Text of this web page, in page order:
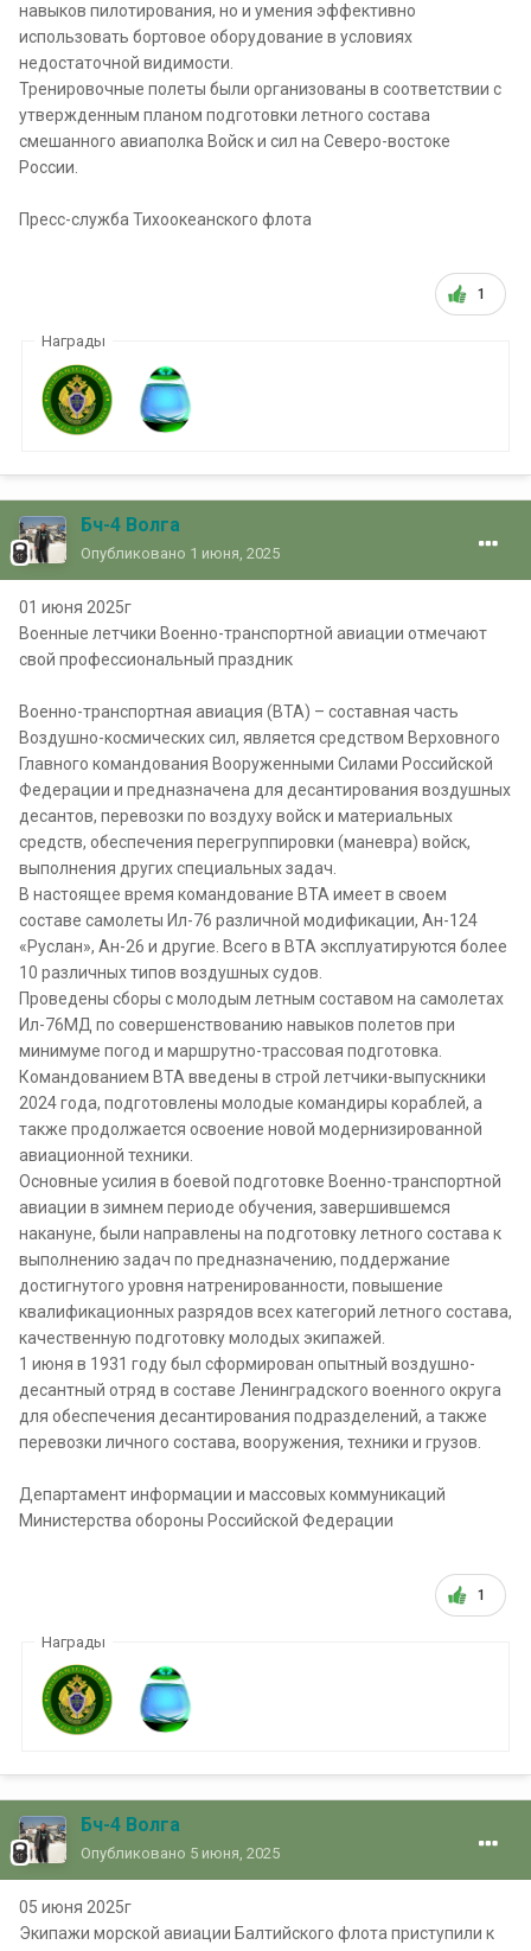
навыков пилотирования, но и умения эффективно
использовать бортовое оборудование в условиях
недостаточной видимости.
Тренировочные полеты были организованы в соответствии с
утвержденным планом подготовки летного состава
смешанного авиаполка Войск и сил на Северо-востоке
России.
Пресс-служба Тихоокеанского флота
1
Награды
Бч-4 Волга
Опубликовано 1 июня, 2025
01 июня 2025г
Военные летчики Военно-транспортной авиации отмечают
свой профессиональный праздник
Военно-транспортная авиация (ВТА) – составная часть
Воздушно-космических сил, является средством Верховного
Главного командования Вооруженными Силами Российской
Федерации и предназначена для десантирования воздушных
десантов, перевозки по воздуху войск и материальных
средств, обеспечения перегруппировки (маневра) войск,
выполнения других специальных задач.
В настоящее время командование ВТА имеет в своем
составе самолеты Ил-76 различной модификации, Ан-124
«Руслан», Ан-26 и другие. Всего в ВТА эксплуатируются более
10 различных типов воздушных судов.
Проведены сборы с молодым летным составом на самолетах
Ил-76МД по совершенствованию навыков полетов при
минимуме погод и маршрутно-трассовая подготовка.
Командованием ВТА введены в строй летчики-выпускники
2024 года, подготовлены молодые командиры кораблей, а
также продолжается освоение новой модернизированной
авиационной техники.
Основные усилия в боевой подготовке Военно-транспортной
авиации в зимнем периоде обучения, завершившемся
накануне, были направлены на подготовку летного состава к
выполнению задач по предназначению, поддержание
достигнутого уровня натренированности, повышение
квалификационных разрядов всех категорий летного состава,
качественную подготовку молодых экипажей.
1 июня в 1931 году был сформирован опытный воздушно-
десантный отряд в составе Ленинградского военного округа
для обеспечения десантирования подразделений, а также
перевозки личного состава, вооружения, техники и грузов.
Департамент информации и массовых коммуникаций
Министерства обороны Российской Федерации
1
Награды
Бч-4 Волга
Опубликовано 5 июня, 2025
05 июня 2025г
Экипажи морской авиации Балтийского флота приступили к